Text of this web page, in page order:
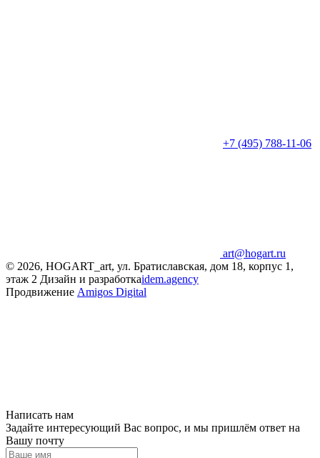
+7 (495) 788-11-06
art@hogart.ru
© 2026, HOGART_art, ул. Братиславская, дом 18, корпус 1,
этаж 2 Дизайн и разработкаidem.agency
Продвижение Amigos Digital
Написать нам
Задайте интересующий Вас вопрос, и мы пришлём ответ на
Вашу почту